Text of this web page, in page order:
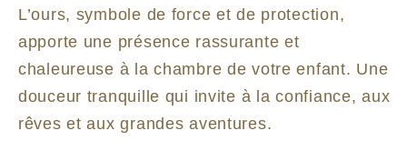
L’ours, symbole de force et de protection,
apporte une présence rassurante et
chaleureuse à la chambre de votre enfant. Une
douceur tranquille qui invite à la confiance, aux
rêves et aux grandes aventures.